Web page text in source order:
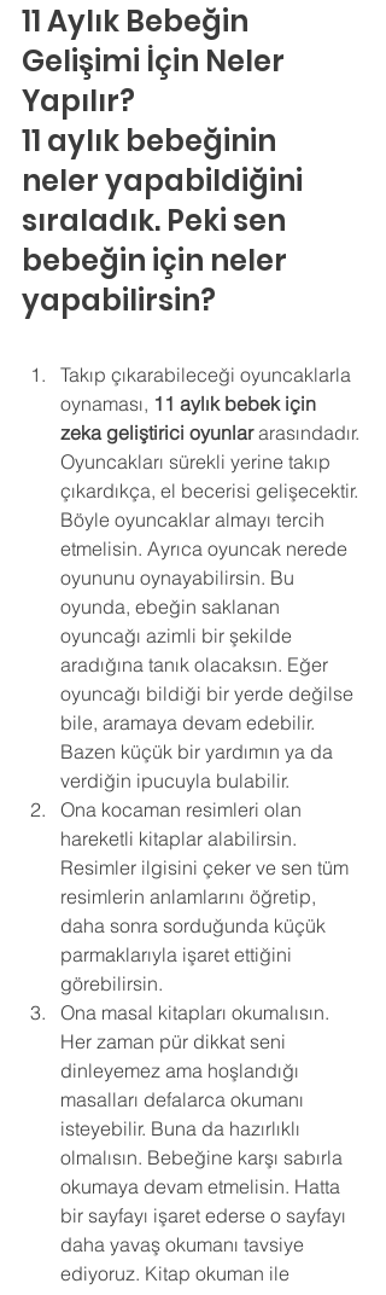
11 Aylık Bebeğin
Gelişimi İçin Neler
Yapılır?
11 aylık bebeğinin
neler yapabildiğini
sıraladık. Peki sen
bebeğin için neler
yapabilirsin?
Takıp çıkarabileceği oyuncaklarla
oynaması, 11 aylık bebek için
zeka geliştirici oyunlar arasındadır.
Oyuncakları sürekli yerine takıp
çıkardıkça, el becerisi gelişecektir.
Böyle oyuncaklar almayı tercih
etmelisin. Ayrıca oyuncak nerede
oyununu oynayabilirsin. Bu
oyunda, ebeğin saklanan
oyuncağı azimli bir şekilde
aradığına tanık olacaksın. Eğer
oyuncağı bildiği bir yerde değilse
bile, aramaya devam edebilir.
Bazen küçük bir yardımın ya da
verdiğin ipucuyla bulabilir.
Ona kocaman resimleri olan
hareketli kitaplar alabilirsin.
Resimler ilgisini çeker ve sen tüm
resimlerin anlamlarını öğretip,
daha sonra sorduğunda küçük
parmaklarıyla işaret ettiğini
görebilirsin.
Ona masal kitapları okumalısın.
Her zaman pür dikkat seni
dinleyemez ama hoşlandığı
masalları defalarca okumanı
isteyebilir. Buna da hazırlıklı
olmalısın. Bebeğine karşı sabırla
okumaya devam etmelisin. Hatta
bir sayfayı işaret ederse o sayfayı
daha yavaş okumanı tavsiye
ediyoruz. Kitap okuman ile